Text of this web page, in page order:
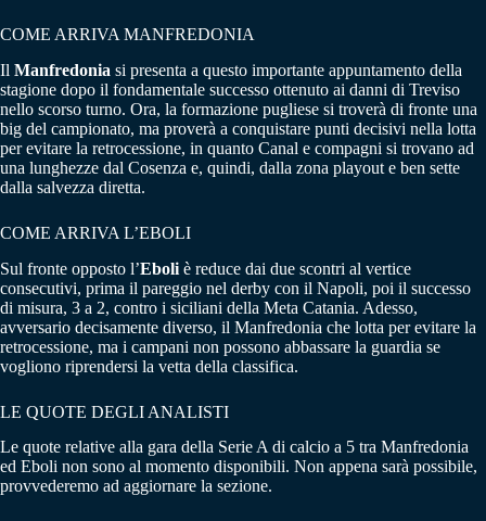
COME ARRIVA MANFREDONIA
Il Manfredonia si presenta a questo importante appuntamento della
stagione dopo il fondamentale successo ottenuto ai danni di Treviso
nello scorso turno. Ora, la formazione pugliese si troverà di fronte una
big del campionato, ma proverà a conquistare punti decisivi nella lotta
per evitare la retrocessione, in quanto Canal e compagni si trovano ad
una lunghezze dal Cosenza e, quindi, dalla zona playout e ben sette
dalla salvezza diretta.
COME ARRIVA L’EBOLI
Sul fronte opposto l’Eboli è reduce dai due scontri al vertice
consecutivi, prima il pareggio nel derby con il Napoli, poi il successo
di misura, 3 a 2, contro i siciliani della Meta Catania. Adesso,
avversario decisamente diverso, il Manfredonia che lotta per evitare la
retrocessione, ma i campani non possono abbassare la guardia se
vogliono riprendersi la vetta della classifica.
LE QUOTE DEGLI ANALISTI
Le quote relative alla gara della Serie A di calcio a 5 tra Manfredonia
ed Eboli non sono al momento disponibili. Non appena sarà possibile,
provvederemo ad aggiornare la sezione.